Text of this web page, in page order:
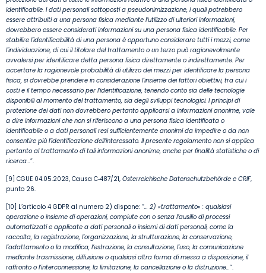
identificabile. I dati personali sottoposti a pseudonimizzazione, i quali potrebbero
essere attribuiti a una persona fisica mediante l’utilizzo di ulteriori informazioni,
dovrebbero essere considerati informazioni su una persona fisica identificabile. Per
stabilire l’identificabilità di una persona è opportuno considerare tutti i mezzi, come
l’individuazione, di cui il titolare del trattamento o un terzo può ragionevolmente
avvalersi per identificare detta persona fisica direttamente o indirettamente. Per
accertare la ragionevole probabilità di utilizzo dei mezzi per identificare la persona
fisica, si dovrebbe prendere in considerazione l’insieme dei fattori obiettivi, tra cui i
costi e il tempo necessario per l’identificazione, tenendo conto sia delle tecnologie
disponibili al momento del trattamento, sia degli sviluppi tecnologici. I principi di
protezione dei dati non dovrebbero pertanto applicarsi a informazioni anonime, vale
a dire informazioni che non si riferiscono a una persona fisica identificata o
identificabile o a dati personali resi sufficientemente anonimi da impedire o da non
consentire più l’identificazione dell’interessato. Il presente regolamento non si applica
pertanto al trattamento di tali informazioni anonime, anche per finalità statistiche o di
ricerca…”.
[9] CGUE 04.05.2023, Causa C‑487/21, Österreichische Datenschutzbehörde e CRIF,
punto 26.
[10] L’articolo 4 GDPR al numero 2) dispone: “… 2) «trattamento» : qualsiasi
operazione o insieme di operazioni, compiute con o senza l’ausilio di processi
automatizzati e applicate a dati personali o insiemi di dati personali, come la
raccolta, la registrazione, l’organizzazione, la strutturazione, la conservazione,
l’adattamento o la modifica, l’estrazione, la consultazione, l’uso, la comunicazione
mediante trasmissione, diffusione o qualsiasi altra forma di messa a disposizione, il
raffronto o l’interconnessione, la limitazione, la cancellazione o la distruzione…”.